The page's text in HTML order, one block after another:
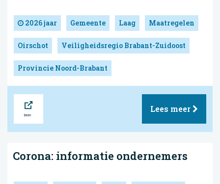
2026 jaar Gemeente Laag Maatregelen
Oirschot Veiligheidsregio Brabant-Zuidoost
Provincie Noord-Brabant
Lees meer
Corona: informatie ondernemers